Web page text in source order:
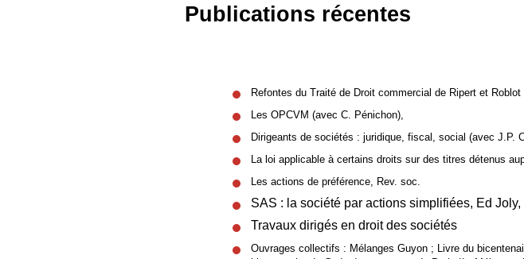
Publications récentes
Refontes du Traité de Droit commercial de Ripert et
Les OPCVM (avec C. Pénichon),
Dirigeants de sociétés : juridique, fiscal, social (avec J.P.
La loi applicable à certains droits sur des titres détenus
Les actions de préférence, Rev. soc.
SAS : la société par actions simplifiées, Ed Joly,
Travaux dirigés en droit des sociétés
Ouvrages collectifs : Mélanges Guyon ; Livre du